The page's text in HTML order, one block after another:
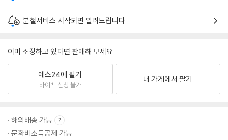
분철서비스 시작되면 알려드립니다.
이미 소장하고 있다면 판매해 보세요.
예스24에 팔기
바이백 신청 불가
내 가게에서 팔기
해외배송 가능
문화비소득공제 가능